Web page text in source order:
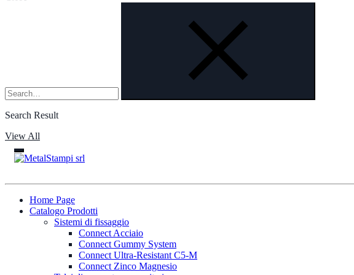
Search Result
View All
Home Page
Catalogo Prodotti
Sistemi di fissaggio
Connect Acciaio
Connect Gummy System
Connect Ultra-Resistant C5-M
Connect Zinco Magnesio